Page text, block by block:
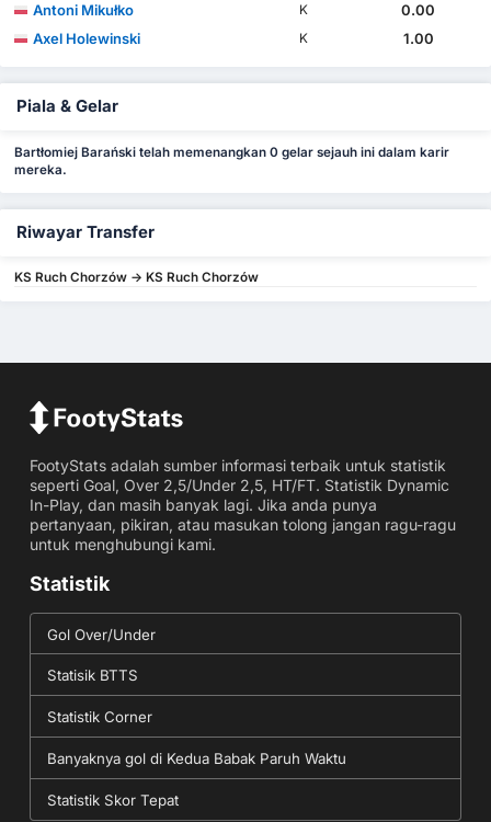
Antoni Mikułko
K
0.00
Axel Holewinski
K 1.00
Piala & Gelar
Bartłomiej Barański telah memenangkan 0 gelar sejauh ini dalam karir
mereka.
Riwayar Transfer
KS Ruch Chorzów -> KS Ruch Chorzów
FootyStats adalah sumber informasi terbaik untuk statistik
seperti Goal, Over 2,5/Under 2,5, HT/FT. Statistik Dynamic
In-Play, dan masih banyak lagi. Jika anda punya
pertanyaan, pikiran, atau masukan tolong jangan ragu-ragu
untuk menghubungi kami.
Statistik
Gol Over/Under
Statisik BTTS
Statistik Corner
Banyaknya gol di Kedua Babak Paruh Waktu
Statistik Skor Tepat